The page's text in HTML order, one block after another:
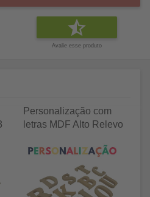
Avalie esse produto
Personalização com
letras MDF Alto Relevo